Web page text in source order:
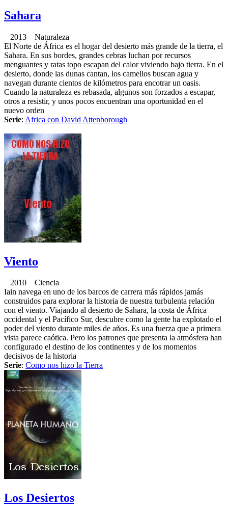
Sahara
2013 Naturaleza
El Norte de África es el hogar del desierto más grande de la tierra, el
Sahara. En sus bordes, grandes cebras luchan por recursos
menguantes y ratas topo escapan del calor viviendo bajo tierra. En el
desierto, donde las dunas cantan, los camellos buscan agua y
navegan durante cientos de kilómetros para encotrar un oasis.
Cuando la naturaleza es rebasada, algunos son forzados a escapar,
otros a resistir, y unos pocos encuentran una oportunidad en el
nuevo orden
Serie: Africa con David Attenborough
Viento
2010 Ciencia
Iain navega en uno de los barcos de carrera más rápidos jamás
construidos para explorar la historia de nuestra turbulenta relación
con el viento. Viajando al desierto de Sahara, la costa de África
occidental y el Pacífico Sur, descubre como la gente ha explotado el
poder del viento durante miles de años. Es una fuerza que a primera
vista parece caótica. Pero los patrones que presenta la atmósfera han
configurado el destino de los continentes y de los momentos
decisivos de la historia
Serie: Como nos hizo la Tierra
Los Desiertos